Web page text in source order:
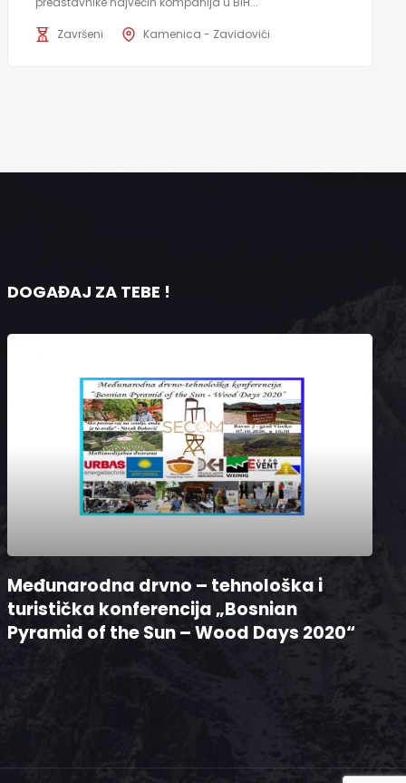
Završeni Kamenica - Zavidovići
DOGAĐAJ ZA TEBE !
Međunarodna drvno – tehnološka i
turistička konferencija „Bosnian
Pyramid of the Sun – Wood Days 2020“